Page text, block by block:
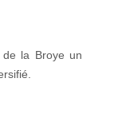
de la Broye un